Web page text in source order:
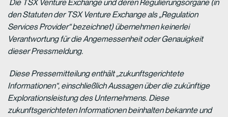
Die TSX Venture Exchange und deren Regulierungsorgane (in
den Statuten der TSX Venture Exchange als „Regulation
Services Provider“ bezeichnet) übernehmen keinerlei
Verantwortung für die Angemessenheit oder Genauigkeit
dieser Pressmeldung.
Diese Pressemitteilung enthält „zukunftsgerichtete
Informationen“, einschließlich Aussagen über die zukünftige
Explorationsleistung des Unternehmens. Diese
zukunftsgerichteten Informationen beinhalten bekannte und